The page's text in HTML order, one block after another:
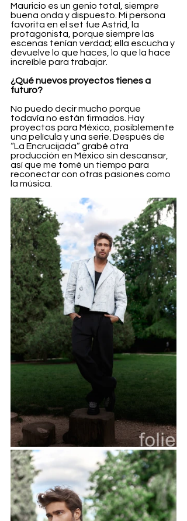
Mauricio es un genio total, siempre
buena onda y dispuesto. Mi persona
favorita en el set fue Astrid, la
protagonista, porque siempre las
escenas tenían verdad; ella escucha y
devuelve lo que haces, lo que la hace
increíble para trabajar.
¿Qué nuevos proyectos tienes a
futuro?
No puedo decir mucho porque
todavía no están firmados. Hay
proyectos para México, posiblemente
una película y una serie. Después de
“La Encrucijada” grabé otra
producción en México sin descansar,
así que me tomé un tiempo para
reconectar con otras pasiones como
la música.